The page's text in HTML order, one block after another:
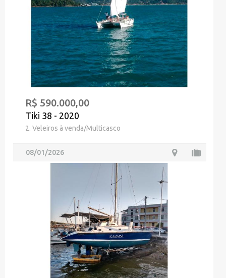
R$ 590.000,00
Tiki 38 - 2020
2. Veleiros à venda/Multicasco
08/01/2026